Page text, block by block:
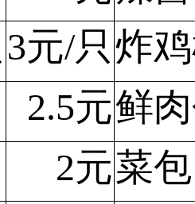
3元/只炸
2.5元鲜
2元菜包